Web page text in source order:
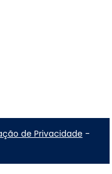
de Privacidade -